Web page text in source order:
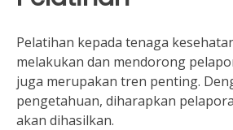
Pelatihan kepada tenaga
melakukan dan mendorong
juga merupakan tren penting.
pengetahuan, diharapkan
akan dihasilkan.